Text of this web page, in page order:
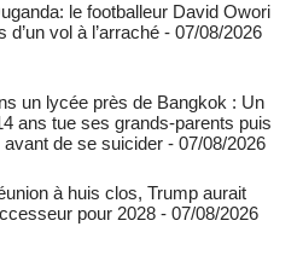
le footballeur David Owori
d’un vol à l’arraché - 07/08/2026
un lycée près de Bangkok : Un
ans tue ses grands-parents puis
de se suicider - 07/08/2026
à huis clos, Trump aurait
pour 2028 - 07/08/2026